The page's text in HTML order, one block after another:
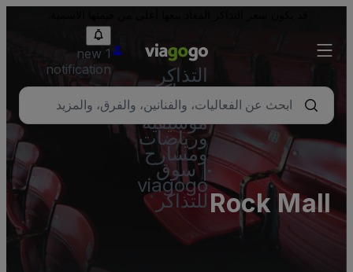
التذاكر
- تذاكر
حفلات
موسيقية
ورياضات
ومسارح
| سوق
viagogo
للتذاكر
1 new
notification
Rock Mall